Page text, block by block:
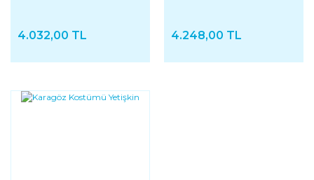
4.032,00 TL 4.248,00 TL